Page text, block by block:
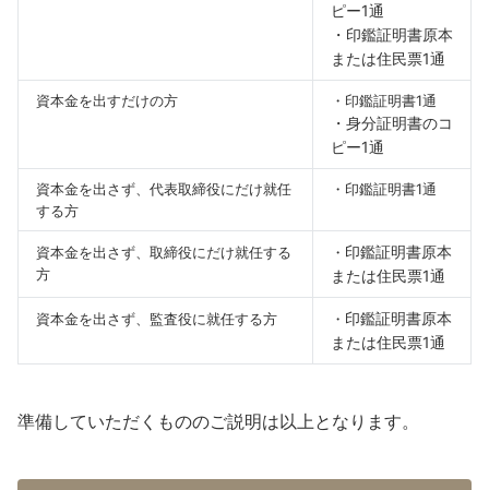
ピー1通
・印鑑証明書原本
または住民票1通
資本金を出すだけの方 ・印鑑証明書1通
・身分証明書のコ
ピー1通
資本金を出さず、代表取締役にだけ就任
する方
・印鑑証明書1通
資本金を出さず、取締役にだけ就任する
方
・ 印鑑証明書原本
または住民票1通
資本金を出さず、監査役に就任する方 ・ 印鑑証明書原本
または住民票1通
準備していただくもののご説明は以上となります。